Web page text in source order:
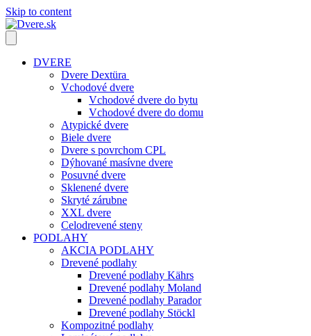
Skip to content
DVERE
Dvere Dextüra
Vchodové dvere
Vchodové dvere do bytu
Vchodové dvere do domu
Atypické dvere
Biele dvere
Dvere s povrchom CPL
Dýhované masívne dvere
Posuvné dvere
Sklenené dvere
Skryté zárubne
XXL dvere
Celodrevené steny
PODLAHY
AKCIA PODLAHY
Drevené podlahy
Drevené podlahy Kährs
Drevené podlahy Moland
Drevené podlahy Parador
Drevené podlahy Stöckl
Kompozitné podlahy